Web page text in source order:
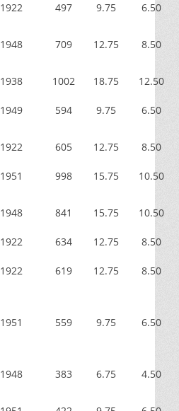
1922 497 9.75 6.50
1948 709 12.75 8.50
1938 1002 18.75 12.50
1949 594 9.75 6.50
1922 605 12.75 8.50
1951 998 15.75 10.50
1948 841 15.75 10.50
1922 634 12.75 8.50
1922 619 12.75 8.50
1951 559 9.75 6.50
1948 383 6.75 4.50